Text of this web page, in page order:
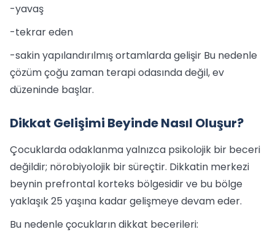
-yavaş
-tekrar eden
-sakin yapılandırılmış ortamlarda gelişir Bu nedenle
çözüm çoğu zaman terapi odasında değil, ev
düzeninde başlar.
Dikkat Gelişimi Beyinde Nasıl Oluşur?
Çocuklarda odaklanma yalnızca psikolojik bir beceri
değildir; nörobiyolojik bir süreçtir. Dikkatin merkezi
beynin prefrontal korteks bölgesidir ve bu bölge
yaklaşık 25 yaşına kadar gelişmeye devam eder.
Bu nedenle çocukların dikkat becerileri: